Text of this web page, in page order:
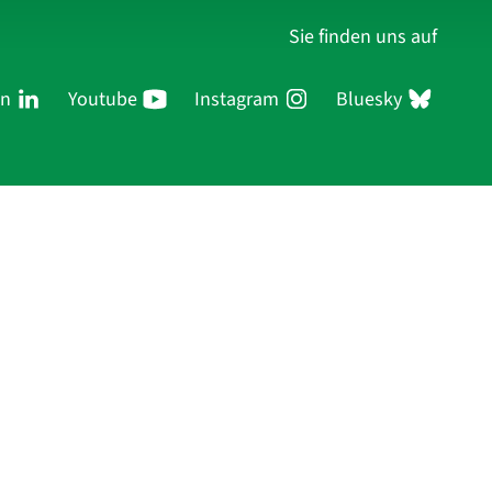
Sie finden uns auf
Youtube Instagram Bluesky